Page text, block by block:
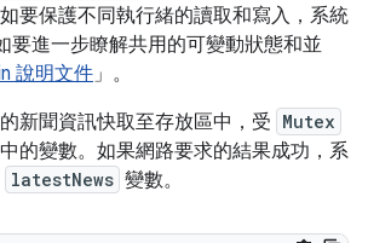
要保護不同執行緒的讀取和寫入，系統
要進一步瞭解共用的可變動狀態和並
說明文件 」。
新聞資訊快取至存放區中，受 Mutex
的變數。如果網路要求的結果成功，系
latestNews 變數。